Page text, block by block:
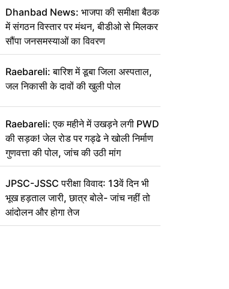
Dhanbad News: भाजपा की समीक्षा बैठक
में संगठन विस्तार पर मंथन, बीडीओ से मिलकर
सौंपा जनसमस्याओं का विवरण
Raebareli: बारिश में डूबा जिला अस्पताल,
जल निकासी के दावों की खुली पोल
Raebareli: एक महीने में उखड़ने लगी PWD
की सड़क! जेल रोड पर गड्ढे ने खोली निर्माण
गुणवत्ता की पोल, जांच की उठी मांग
JPSC-JSSC परीक्षा विवाद: 13वें दिन भी
भूख हड़ताल जारी, छात्र बोले- जांच नहीं तो
आंदोलन और होगा तेज